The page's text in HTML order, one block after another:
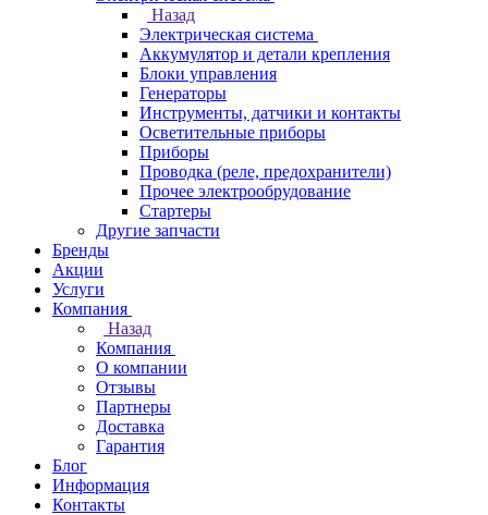
Назад
Электрическая система
Аккумулятор и детали крепления
Блоки управления
Генераторы
Инструменты, датчики и контакты
Осветительные приборы
Приборы
Проводка (реле, предохранители)
Прочее электрообрудование
Стартеры
Другие запчасти
Бренды
Акции
Услуги
Компания
Назад
Компания
О компании
Отзывы
Партнеры
Доставка
Гарантия
Блог
Информация
Контакты